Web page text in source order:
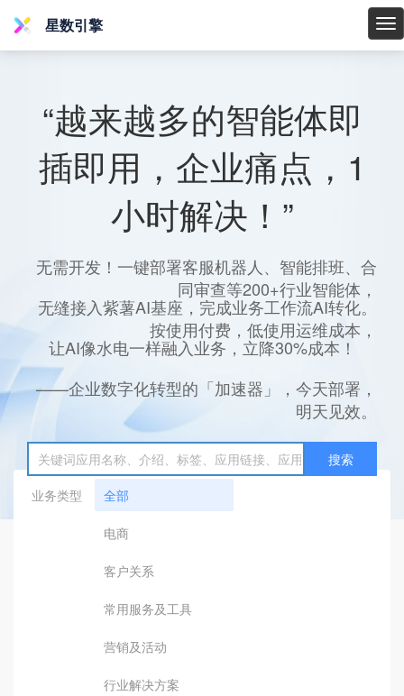
星
星数引擎
“越来越多的智能体即
插即用，企业痛点，1
小时解决！”
无需开发！一键部署客服机器人、智能排班、合
同审查等200+行业智能体，
无缝接入紫薯AI基座，完成业务工作流AI转化。
按使用付费，低使用运维成本，
让AI像水电一样融入业务，立降30%成本！
——企业数字化转型的「加速器」，今天部署，
明天见效。
搜索
业务类型
全部
电商
客户关系
常用服务及工具
营销及活动
行业解决方案